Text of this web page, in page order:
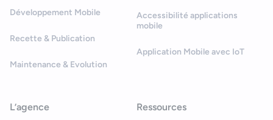
Développement Mobile
Recette & Publication
Maintenance & Evolution
Accessibilité applications
mobile
Application Mobile avec IoT
L’agence Ressources